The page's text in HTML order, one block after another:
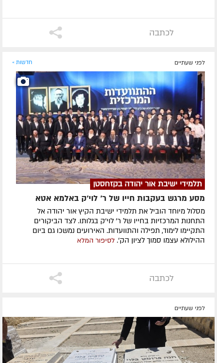
לכתבה
לפני שעתיים חדשות »
תלמידי ישיבת אור יהודה בקזחסטן
מסע מרגש בעקבות חייו של ר' לוי'ק באלמא אטא
מסלול מיוחד הוביל את תלמידי ישיבת הקיץ אור יהודה אל
התחנות המרכזיות בחייו של ר' לוי'ק בגלותו. לצד הביקורים
התקיימו לימוד, תפילה והתוועדות. האירועים נמשכו גם ביום
ההילולא עצמו סמוך לציון הק'. לסיפור המלא
לכתבה
לפני שעתיים